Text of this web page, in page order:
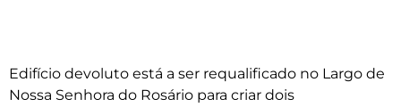
Edifício devoluto está a ser requalificado no Largo de
Nossa Senhora do Rosário para criar dois